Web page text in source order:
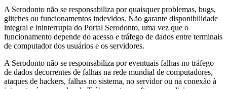
A Serodonto não se responsabiliza por quaisquer problemas, bugs,
glitches ou funcionamentos indevidos. Não garante disponibilidade
integral e ininterrupta do Portal Serodonto, uma vez que o
funcionamento depende do acesso e tráfego de dados entre terminais
de computador dos usuários e os servidores.
A Serodonto não se responsabiliza por eventuais falhas no tráfego
de dados decorrentes de falhas na rede mundial de computadores,
ataques de hackers, falhas no sistema, no servidor ou na conexão à